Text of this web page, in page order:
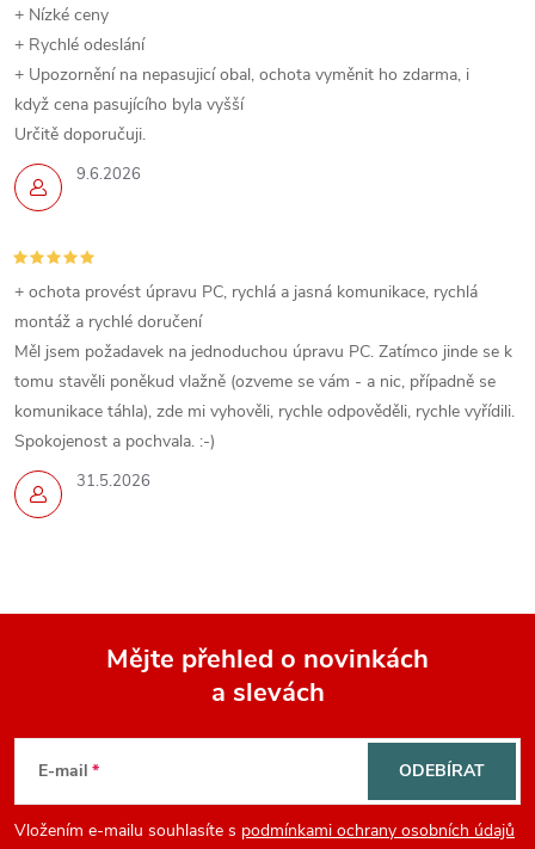
9.6.2026
+ Nízké ceny
+ Rychlé odeslání
+ Upozornění na nepasujicí obal, ochota vyměnit ho zdarma, i
když cena pasujícího byla vyšší
Určitě doporučuji.
31.5.2026
+ ochota provést úpravu PC, rychlá a jasná komunikace, rychlá
montáž a rychlé doručení
Měl jsem požadavek na jednoduchou úpravu PC. Zatímco jinde se k
tomu stavěli poněkud vlažně (ozveme se vám - a nic, případně se
komunikace táhla), zde mi vyhověli, rychle odpověděli, rychle vyřídili.
Spokojenost a pochvala. :-)
p
Mějte přehled o novinkách
a slevách
E-mail
Vložením e-mailu souhlasíte s podmínkami ochrany osobních údajů
ODEBÍRAT